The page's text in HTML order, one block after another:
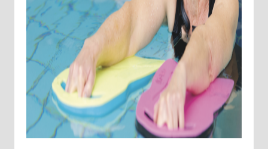
Choisissez votre abonnement :
Alertes Mail
Newsletter Culture
Newsletter Sport et Vie associative